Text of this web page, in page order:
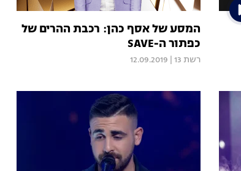
המסע של אסף כהן: רכבת ההרים של
כפתור ה-SAVE
רשת 13 12.09.2019